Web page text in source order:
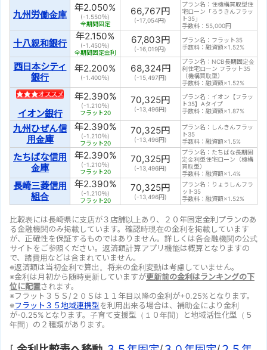
九州労働金庫
年2.050%
(-1.550％)
全期間固定
66,767円
(-17,054円)
プラン名：住機構買取型住
宅ローン「ろうきんフラッ
ト35」
手数料：55,000円
十八親和銀行
年2.150%
(-1.450％)
全期間固定金利
67,803円
(-16,019円)
プラン名：フラット35
手数料：融資額×1.52%
西日本シティ
銀行
年2.200%
(-1.400％)
68,324円
(-15,497 円)
プラン名：NCB長期固定金
利住宅ローン フラット35
（機構買取型）
手数料：融資額×1.52%
イオン銀行
年2.390%
(-1.210％)
フラット20
70,325円
(-13,496円)
プラン名：イオン【フラッ
ト35】Aタイプ
手数料：融資額×1.87%
九州ひぜん信
用金庫
年2.390%
(-1.210％)
フラット20
70,325円
(-13,496円)
プラン名：しんきんフラッ
ト35
手数料：融資額×1.5%
たちばな信用
金庫
年2.390%
(-1.210％)
フラット20
70,325円
(-13,496円)
プラン名：たちばな長期固
定金利型住宅ローン（機構
買取型）
手数料：融資額×1.4%
長崎三菱信用
組合
年2.390%
(-1.210％)
フラット20
70,325円
(-13,496円)
プラン名：りょうしんフラ
ット35
手数料：融資額×1.52%
比較表には長崎県に支店が３店舗以上あり、２０年固定金利プランのあ
る金融機関のみ掲載しています。確認時現在の金利を掲載しています
が、正確性を保証するものではありません。詳しくは各金融機関の公式
サイトをご参照ください。返済額計算アプリ機能は概算となりますの
で、諸費用などは含まれていません。
※返済額は当初金利で算出。将来の金利変動は考慮していません。
※金利は月初から随時更新していますが更新前の金利はランキングの下
位に配置されます。
※フラット３５Ｓ/２０Ｓは１１年目以降の金利が+0.25%となります。
※フラット３５地域連携型 を利用出来る場合は、補助金により金利
が-0.25%となります。子育て支援型（１０年間）と地域活性化型（５
年間）の２種類があります。